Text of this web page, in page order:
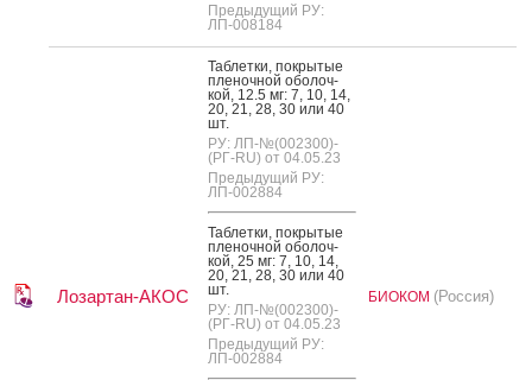
Предыдущий РУ:
ЛП-008184
Лозартан-АКОС
Таб­летки, пок­ры­тые
пле­ноч­ной обо­лоч­
кой, 12.5 мг: 7, 10, 14,
20, 21, 28, 30 или 40
шт.
РУ: ЛП-№(002300)-
(РГ-RU) от 04.05.23
Предыдущий РУ:
ЛП-002884
Таб­летки, пок­ры­тые
пле­ноч­ной обо­лоч­
кой, 25 мг: 7, 10, 14,
20, 21, 28, 30 или 40
шт.
РУ: ЛП-№(002300)-
(РГ-RU) от 04.05.23
Предыдущий РУ:
ЛП-002884
БИОКОМ (Россия)